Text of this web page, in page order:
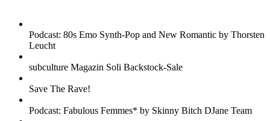
Podcast: 80s Emo Synth-Pop and New Romantic by Thorsten
Leucht
subculture Magazin Soli Backstock-Sale
Save The Rave!
Podcast: Fabulous Femmes* by Skinny Bitch DJane Team